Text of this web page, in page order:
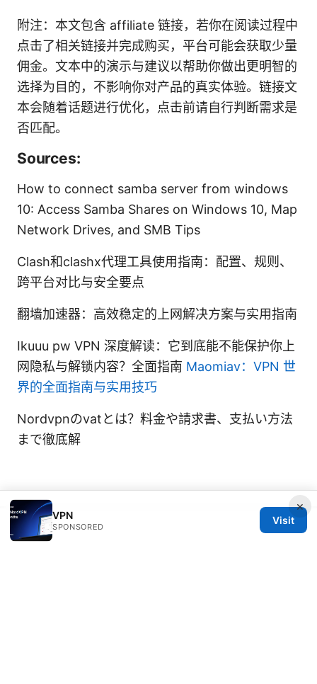
附注：本文包含 affiliate 链接，若你在阅读过程中
点击了相关链接并完成购买，平台可能会获取少量
佣金。文本中的演示与建议以帮助你做出更明智的
选择为目的，不影响你对产品的真实体验。链接文
本会随着话题进行优化，点击前请自行判断需求是
否匹配。
Sources:
How to connect samba server from windows
10: Access Samba Shares on Windows 10, Map
Network Drives, and SMB Tips
Clash和clashx代理工具使用指南：配置、规则、
跨平台对比与安全要点
翻墙加速器：高效稳定的上网解决方案与实用指南
Ikuuu pw VPN 深度解读：它到底能不能保护你上
网隐私与解锁内容？全面指南 Maomiav：VPN 世
界的全面指南与实用技巧
Nordvpnのvatとは？料金や請求書、支払い方法
まで徹底解
×
VPN
SPONSORED
Visit
© 2026 DIRECDUO. ALL RIGHTS RESERVED.